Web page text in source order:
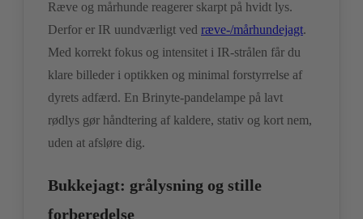
Ræve og mårhunde reagerer skarpt på hvidt lys.
Derfor er IR uundværligt ved ræve-/mårhundejagt.
Med korrekt fokus og intensitet i IR-strålen får du
klare billeder i optikken og minimal forstyrrelse af
dyrets adfærd. En Brinyte-pandelampe på lavt
rødlys gør håndtering af kaldere, stativ og kort nem,
uden at afsløre dig.
Bukkejagt: grålysning og stille
forberedelse